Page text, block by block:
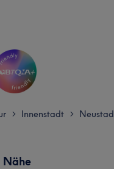
über Sinem sagen
> Innenstadt >
Nähe